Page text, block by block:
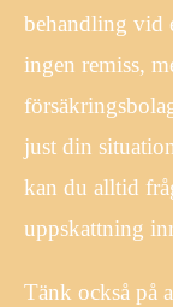
behandling vid
ingen remiss,
just din
kan du alltid
uppskattning
Tänk också på